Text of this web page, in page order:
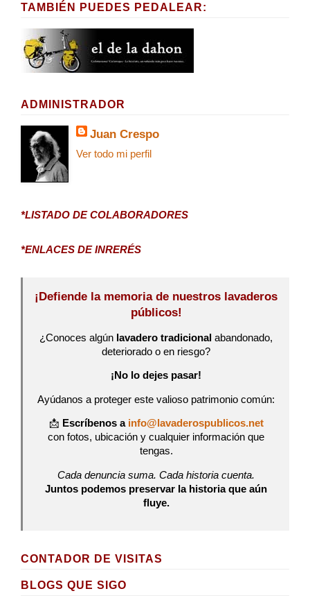
TAMBIÉN PUEDES PEDALEAR:
ADMINISTRADOR
Juan Crespo
Ver todo mi perfil
*LISTADO DE COLABORADORES
*ENLACES DE INRERÉS
¡Defiende la memoria de nuestros lavaderos
públicos!
¿Conoces algún lavadero tradicional abandonado,
deteriorado o en riesgo?
¡No lo dejes pasar!
Ayúdanos a proteger este valioso patrimonio común:
📩 Escríbenos a info@lavaderospublicos.net
con fotos, ubicación y cualquier información que
tengas.
Cada denuncia suma. Cada historia cuenta.
Juntos podemos preservar la historia que aún
fluye.
CONTADOR DE VISITAS
BLOGS QUE SIGO